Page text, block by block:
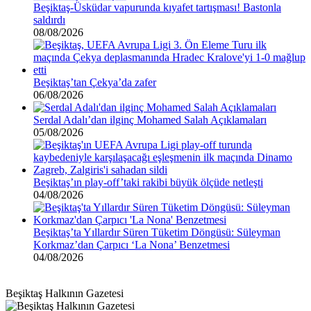
Beşiktaş-Üsküdar vapurunda kıyafet tartışması! Bastonla
saldırdı
08/08/2026
Beşiktaş’tan Çekya’da zafer
06/08/2026
Serdal Adalı’dan ilginç Mohamed Salah Açıklamaları
05/08/2026
Beşiktaş’ın play-off’taki rakibi büyük ölçüde netleşti
04/08/2026
Beşiktaş’ta Yıllardır Süren Tüketim Döngüsü: Süleyman
Korkmaz’dan Çarpıcı ‘La Nona’ Benzetmesi
04/08/2026
Beşiktaş Halkının Gazetesi